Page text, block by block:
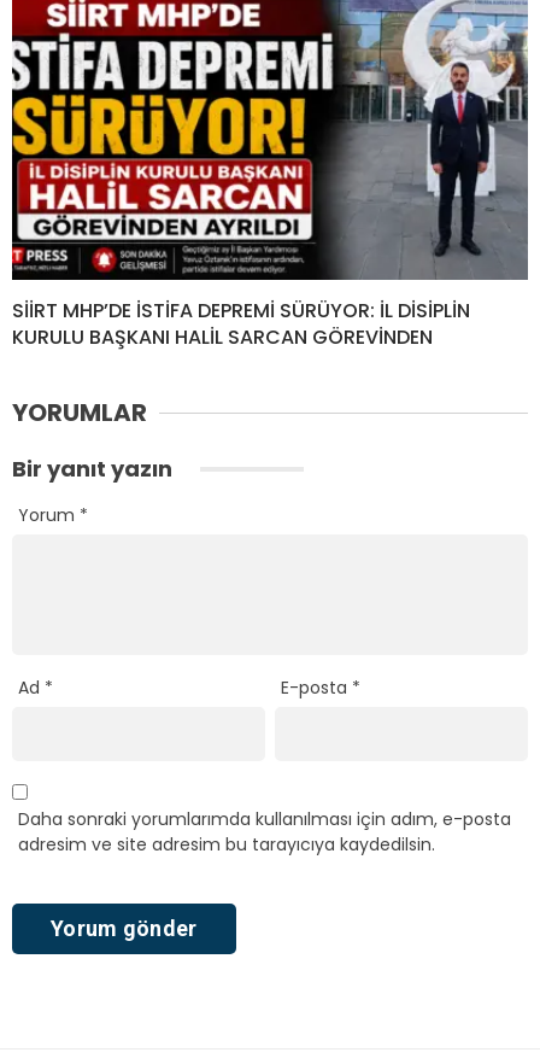
SİİRT MHP’DE İSTİFA DEPREMİ SÜRÜYOR: İL DİSİPLİN
KURULU BAŞKANI HALİL SARCAN GÖREVİNDEN
YORUMLAR
Bir yanıt yazın
Yorum *
Ad * E-posta *
Daha sonraki yorumlarımda kullanılması için adım, e-posta
adresim ve site adresim bu tarayıcıya kaydedilsin.